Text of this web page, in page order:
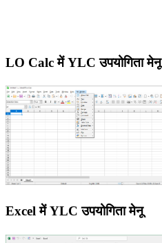
LO Calc में YLC उपयोगिता मेनू
Excel में YLC उपयोगिता मेनू